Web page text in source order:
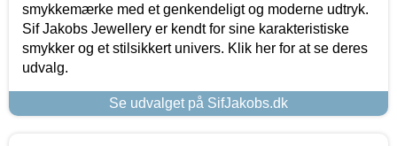
smykkemærke med et genkendeligt og moderne udtryk.
Sif Jakobs Jewellery er kendt for sine karakteristiske
smykker og et stilsikkert univers. Klik her for at se deres
udvalg.
Se udvalget på SifJakobs.dk